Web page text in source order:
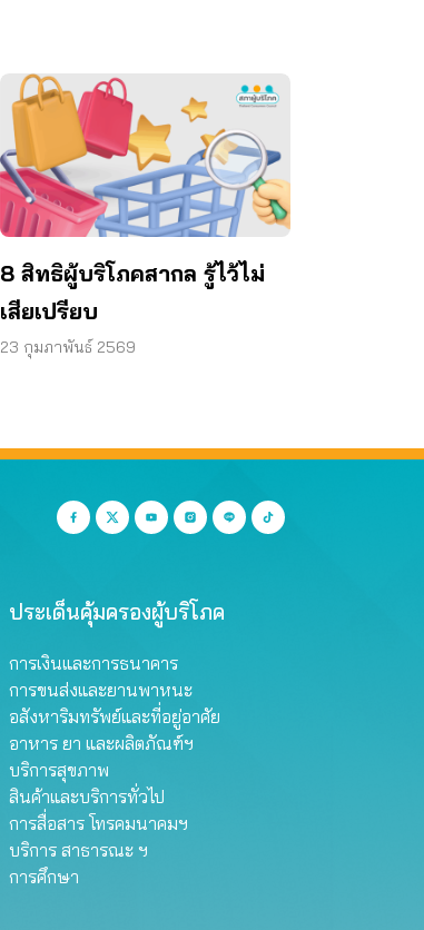
8 สิทธิผู้บริโภคสากล รู้ไว้ไม่
เสียเปรียบ
23 กุมภาพันธ์ 2569
ประเด็นคุ้มครองผู้บริโภค
การเงินและการธนาคาร
การขนส่งและยานพาหนะ
อสังหาริมทรัพย์และที่อยู่อาศัย
อาหาร ยา และผลิตภัณฑ์ฯ
บริการสุขภาพ
สินค้าและบริการทั่วไป
การสื่อสาร โทรคมนาคมฯ
บริการ สาธารณะ ฯ
การศึกษา